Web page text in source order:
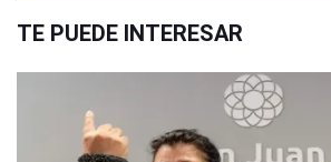
TE PUEDE INTERESAR